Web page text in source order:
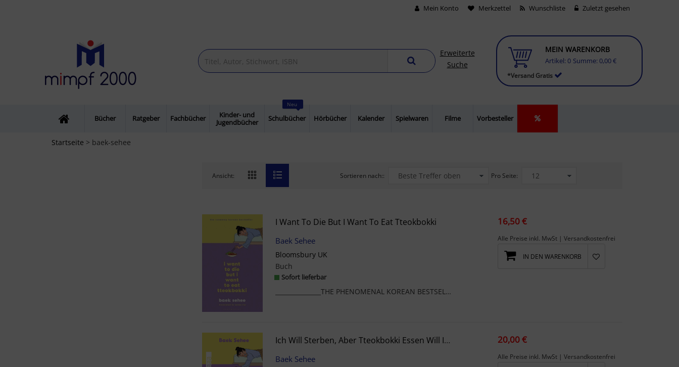
Mein Konto Merkzettel Wunschliste Zuletzt gesehen
Erweiterte
Suche
*Versand Gratis
MEIN WARENKORB
Artikel: 0 Summe: 0,00 €
Bücher Ratgeber Fachbücher
Kinder- und
Jugendbücher
Neu
Schulbücher Hörbücher Kalender Spielwaren Filme Vorbesteller
Startseite > baek-sehee
Ansicht: Sortieren nach:: Pro Seite:
I Want To Die But I Want To Eat Tteokbokki
Baek Sehee
Bloomsbury UK
Buch
Sofort lieferbar
_______________THE PHENOMENAL KOREAN BESTSELLERTRANSLATED BY INTERNATIONAL BOOKER SHO...
16,50 €
Alle Preise inkl. MwSt | Versandkostenfrei
IN DEN WARENKORB
Ich Will Sterben, Aber Tteokbokki Essen Will Ich Auch
Baek Sehee
20,00 €
Alle Preise inkl. MwSt | Versandkostenfrei